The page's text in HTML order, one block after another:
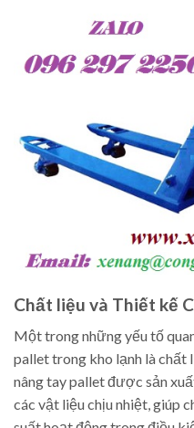
Chất liệu và Thiết kế
Một trong những yếu tố
pallet trong kho lạnh là chất
nâng tay pallet được sản
các vật liệu chịu nhiệt, giúp